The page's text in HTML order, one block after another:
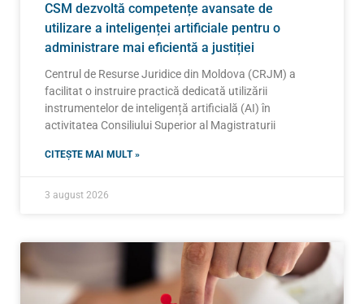
CSM dezvoltă competențe avansate de
utilizare a inteligenței artificiale pentru o
administrare mai eficientă a justiției
Centrul de Resurse Juridice din Moldova (CRJM) a
facilitat o instruire practică dedicată utilizării
instrumentelor de inteligență artificială (AI) în
activitatea Consiliului Superior al Magistraturii
CITEȘTE MAI MULT »
3 august 2026